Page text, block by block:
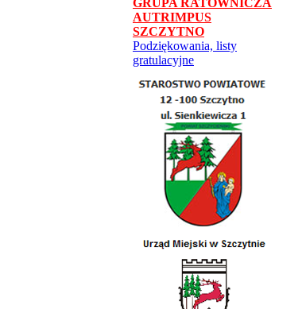
GRUPA RATOWNICZA
AUTRIMPUS
SZCZYTNO
Podziękowania, listy
gratulacyjne